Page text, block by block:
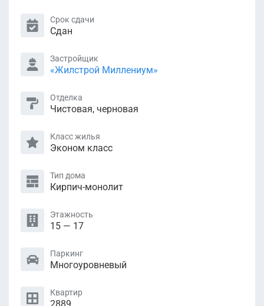
Срок сдачи
Сдан
Застройщик
«Жилстрой Миллениум»
Отделка
Чистовая, черновая
Класс жилья
Эконом класс
Тип дома
Кирпич-монолит
Этажность
15 — 17
Паркинг
Многоуровневый
Квартир
2889